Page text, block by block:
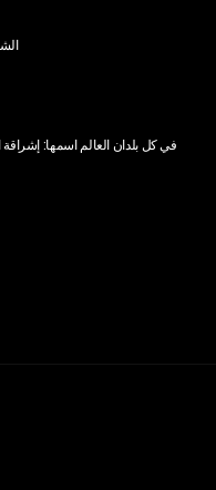
في كل بلدان العالم اسمها: